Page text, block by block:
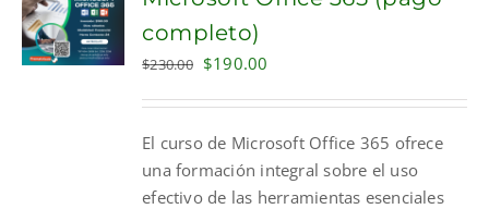
completo)
$230.00 Original
$230.00.
$190.00
$190.00.
El curso de Microsoft Office 365 ofrece
una formación integral sobre el uso
efectivo de las herramientas esenciales